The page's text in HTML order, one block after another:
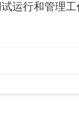
运行和管理工